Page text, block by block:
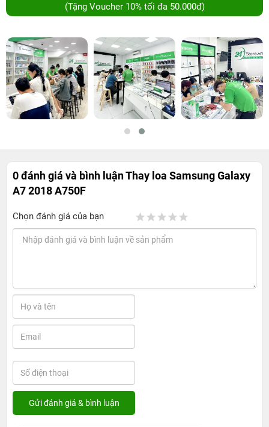
(Tặng Voucher 10% tối đa 50.000đ)
0 đánh giá và bình luậnThay loa Samsung Galaxy
A7 2018 A750F
Chọn đánh giá của bạn